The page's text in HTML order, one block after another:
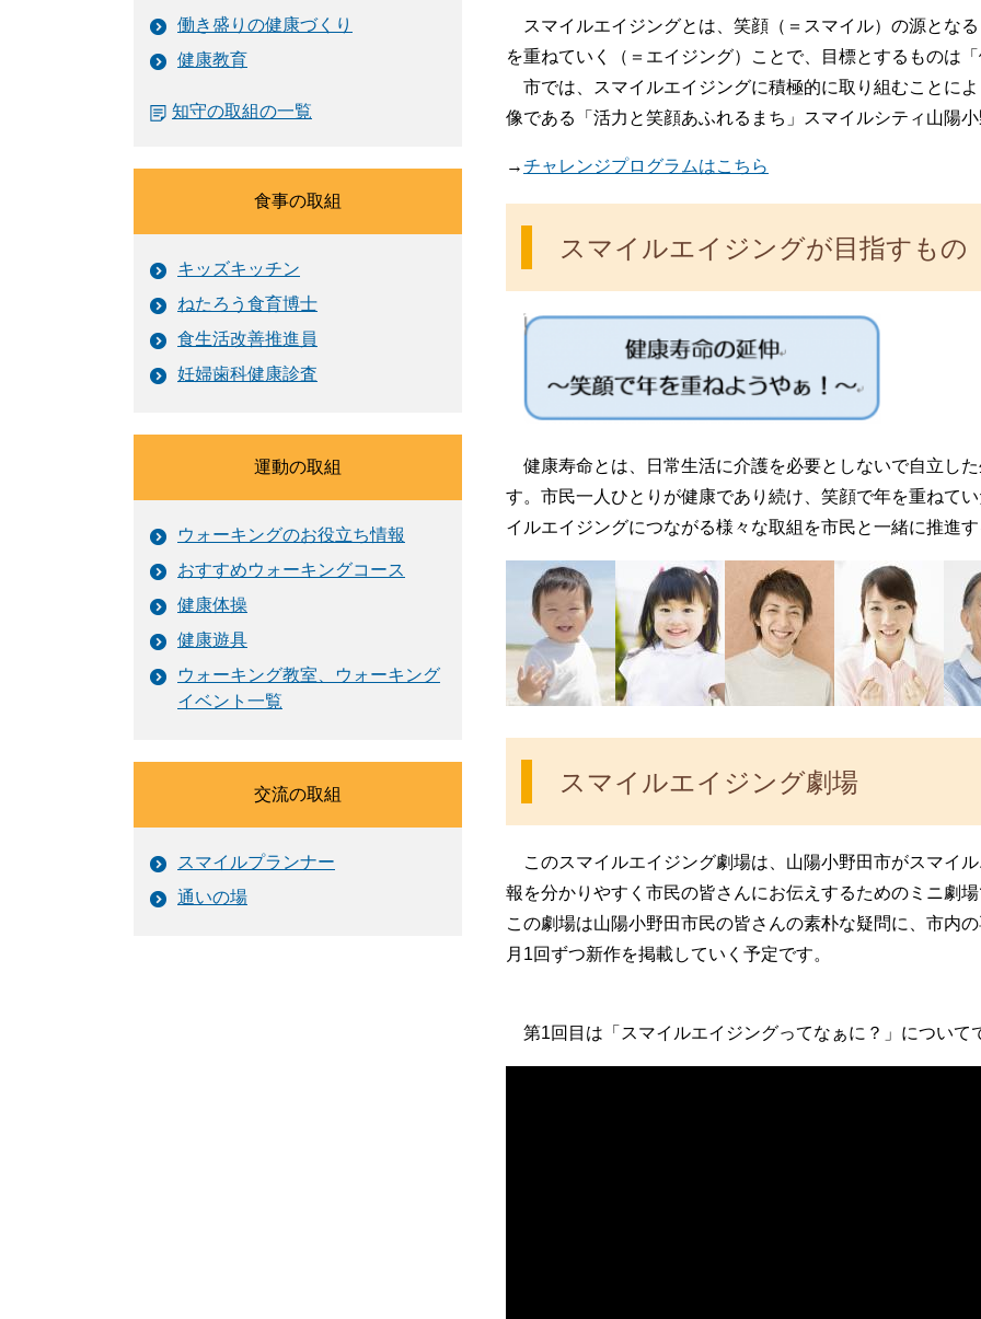
スマイルエイジングとは、笑顔（＝スマイル）の源とな
を重ねていく（＝エイジング）ことで、目標とするものは
市では、スマイルエイジングに積極的に取り組むことに
像である「活力と笑顔あふれるまち」スマイルシティ山陽
→チャレンジプログラムはこちら
スマイルエイジングが目指すもの
健康寿命とは、日常生活に介護を必要としないで自立し
す。市民一人ひとりが健康であり続け、笑顔で年を重ねて
イルエイジングにつながる様々な取組を市民と一緒に推進
スマイルエイジング劇場
このスマイルエイジング劇場は、山陽小野田市がスマイ
報を分かりやすく市民の皆さんにお伝えするためのミニ劇
この劇場は山陽小野田市民の皆さんの素朴な疑問に、市内
月1回ずつ新作を掲載していく予定です。
第1回目は「スマイルエイジングってなぁに？」について
働き盛りの健康づくり
健康教育
知守の取組の一覧
食事の取組
キッズキッチン
ねたろう食育博士
食生活改善推進員
妊婦歯科健康診査
運動の取組
ウォーキングのお役立ち情報
おすすめウォーキングコース
健康体操
健康遊具
ウォーキング教室、ウォーキング
イベント一覧
交流の取組
スマイルプランナー
通いの場